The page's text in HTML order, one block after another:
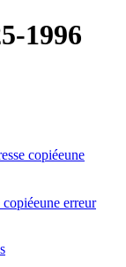
1996
copiéeune
copiéeune erreur